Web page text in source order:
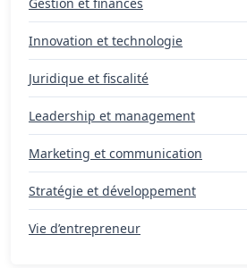
Innovation et technologie
Juridique et fiscalité
Leadership et management
Marketing et communication
Stratégie et développement
Vie d’entrepreneur